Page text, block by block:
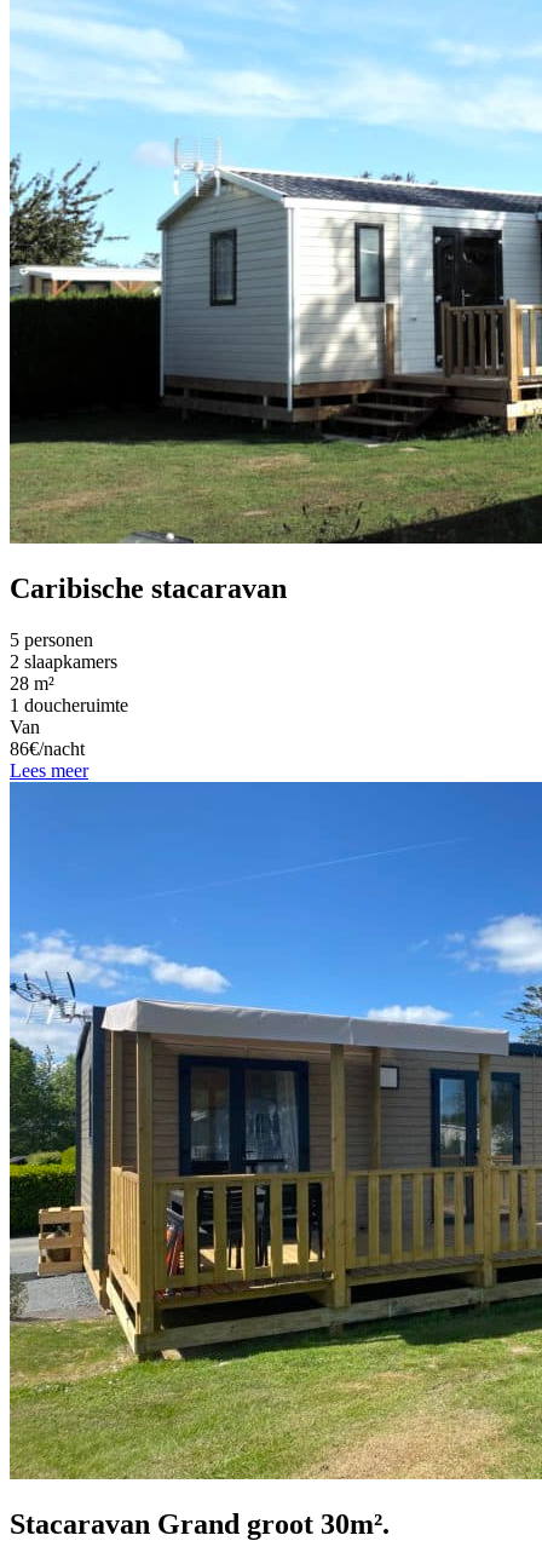
Caribische stacaravan
5 personen
2 slaapkamers
28 m²
1 doucheruimte
Van
86€/nacht
Lees meer
Stacaravan Grand groot 30m².